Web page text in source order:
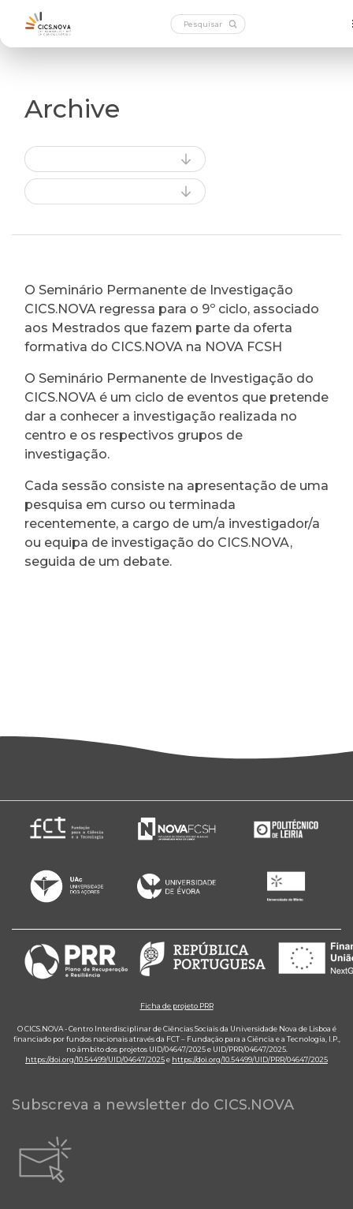
Archive
O Seminário Permanente de Investigação
CICS.NOVA regressa para o 9º ciclo, associado
aos Mestrados que fazem parte da oferta
formativa do CICS.NOVA na NOVA FCSH
O Seminário Permanente de Investigação do
CICS.NOVA é um ciclo de eventos que pretende
dar a conhecer a investigação realizada no
centro e os respectivos grupos de
investigação.
Cada sessão consiste na apresentação de uma
pesquisa em curso ou terminada
recentemente, a cargo de um/a investigador/a
ou equipa de investigação do CICS.NOVA,
seguida de um debate.
Ficha de projeto PRR
O CICS.NOVA - Centro Interdisciplinar de Ciências Sociais da Universidade Nova de Lisboa é
financiado por fundos nacionais através da FCT – Fundação para a Ciência e a Tecnologia, I.P.,
no âmbito dos projetos UID/04647/2025 e UID/PRR/04647/2025.
https://doi.org/10.54499/UID/04647/2025e https://doi.org/10.54499/UID/PRR/04647/2025
Subscreva a newsletter do CICS.NOVA